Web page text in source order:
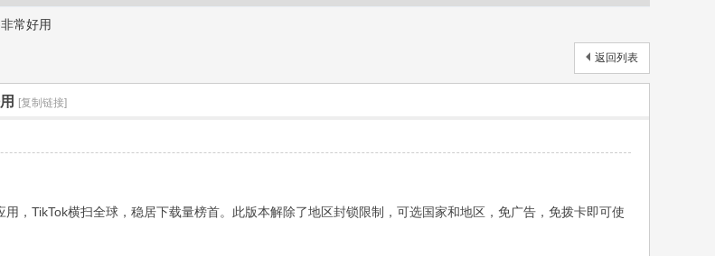
搜
索
常好用
返回列表
[复制链接]
用，TikTok横扫全球，稳居下载量榜首。此版本解除了地区封锁限制，可选国家和地区，免广告，免拨卡即可使